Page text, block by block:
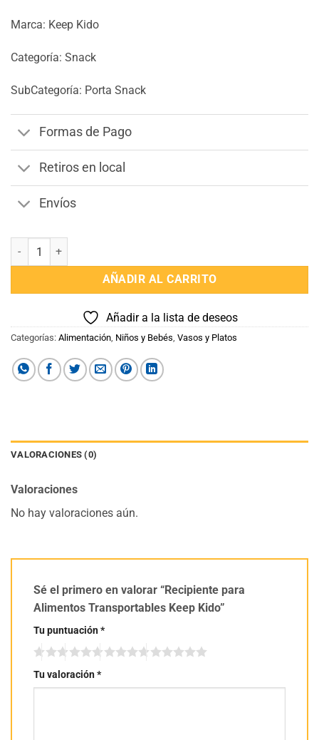
Marca: Keep Kido
Categoría: Snack
SubCategoría: Porta Snack
Formas de Pago
Retiros en local
Envíos
Recipiente para Alimentos Transportables Keep Kido cantidad
AÑADIR AL CARRITO
Añadir a la lista de deseos
Categorías: Alimentación, Niños y Bebés, Vasos y Platos
VALORACIONES (0)
Valoraciones
No hay valoraciones aún.
Sé el primero en valorar “Recipiente para
Alimentos Transportables Keep Kido”
Tu puntuación*
Tu valoración*